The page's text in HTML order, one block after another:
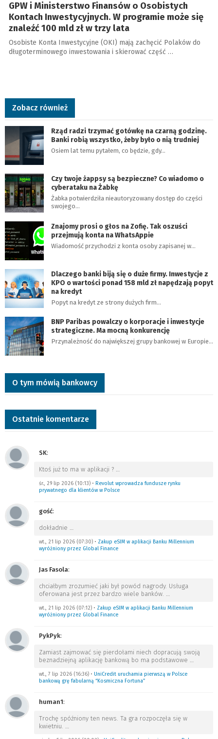
GPW i Ministerstwo Finansów o Osobistych
Kontach Inwestycyjnych. W programie może się
znaleźć 100 mld zł w trzy lata
Osobiste Konta Inwestycyjne (OKI) mają zachęcić Polaków do
długoterminowego inwestowania i skierować część …
Zobacz również
Rząd radzi trzymać gotówkę na czarną godzinę.
Banki robią wszystko, żeby było o nią trudniej
Osiem lat temu pytałem, co będzie, gdy…
Czy twoje żappsy są bezpieczne? Co wiadomo o
cyberataku na Żabkę
Żabka potwierdziła nieautoryzowany dostęp do części
swojego…
Znajomy prosi o głos na Zofię. Tak oszuści
przejmują konta na WhatsAppie
Wiadomość przychodzi z konta osoby zapisanej w…
Dlaczego banki biją się o duże firmy. Inwestycje z
KPO o wartości ponad 158 mld zł napędzają popyt
na kredyt
Popyt na kredyt ze strony dużych firm…
BNP Paribas powalczy o korporacje i inwestycje
strategiczne. Ma mocną konkurencję
Przynależność do największej grupy bankowej w Europie…
O tym mówią bankowcy
Ostatnie komentarze
SK:
Ktoś już to ma w aplikacji ? …
śr., 29 lip 2026 (10:13) • Revolut wprowadza fundusze rynku
prywatnego dla klientów w Polsce
gość:
dokładnie …
wt., 21 lip 2026 (07:30) • Zakup eSIM w aplikacji Banku Millennium
wyróżniony przez Global Finance
Jas Fasola:
chciałbym zrozumieć jaki był powód nagrody. Usługa
oferowana jest przez bardzo wiele banków. …
wt., 21 lip 2026 (07:12) • Zakup eSIM w aplikacji Banku Millennium
wyróżniony przez Global Finance
PykPyk:
Zamiast zajmować się pierdołami niech dopracują swoją
beznadziejną aplikację bankową bo ma podstawowe …
wt., 7 lip 2026 (16:36) • UniCredit uruchamia pierwszą w Polsce
bankową grę fabularną “Kosmiczna Fortuna”
human1:
Trochę spóźniony ten news. Ta gra rozpoczęła się w
kwietniu. …